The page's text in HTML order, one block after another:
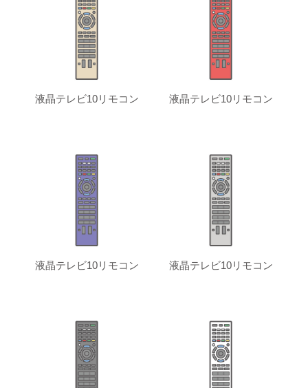
液晶テレビ10リモコン 液晶テレビ10リモコン
液晶テレビ10リモコン 液晶テレビ10リモコン